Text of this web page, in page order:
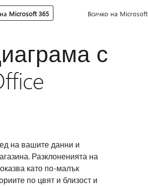
Microsoft 365 Всичко на Microsoft
с
на вашите данни и
Разклоненията на
като по-малък
по цвят и близост и